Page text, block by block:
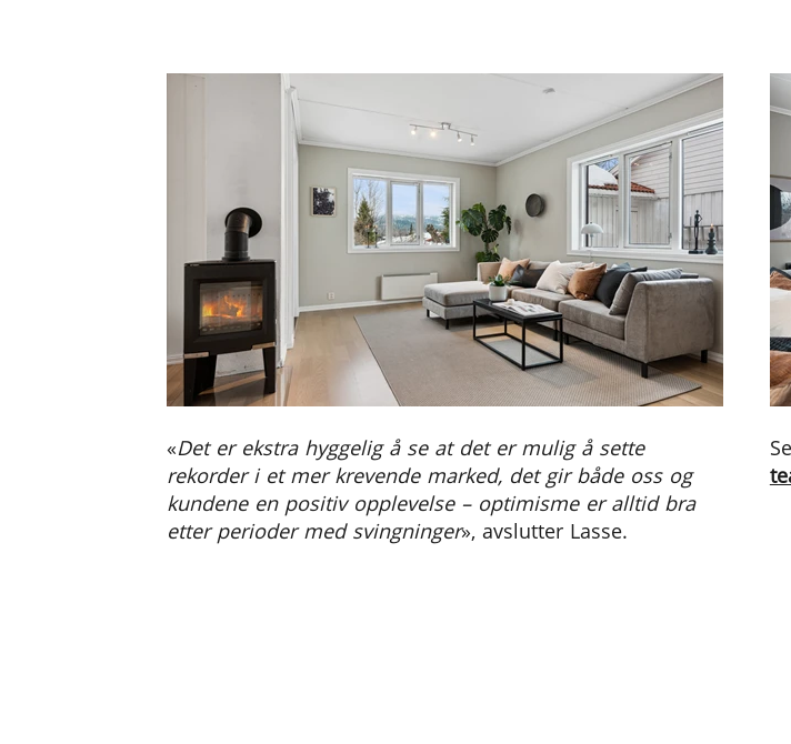
«Det er ekstra hyggelig å se at det er mulig å sette
rekorder i et mer krevende marked, det gir både oss og
kundene en positiv opplevelse – optimisme er alltid bra
etter perioder med svingninger», avslutter Lasse.